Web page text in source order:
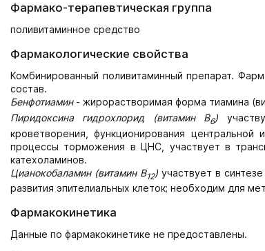
Фармако-терапевтическая группа
поливитаминное средство
Фармакологические свойства
Комбинированный поливитаминный препарат.
состав.
Бенфотиамин- жирорастворимая форма тиамина
Пиридоксина гидрохлорид (витамин В6)
кроветворения, функционирования
процессы торможения в ЦНС, участвует в
катехоламинов.
Цианокобаламин (витамин В12) участвует в
развития эпителиальных клеток; необходим для
Фармакокинетика
Данные по фармакокинетике не предоставлены.